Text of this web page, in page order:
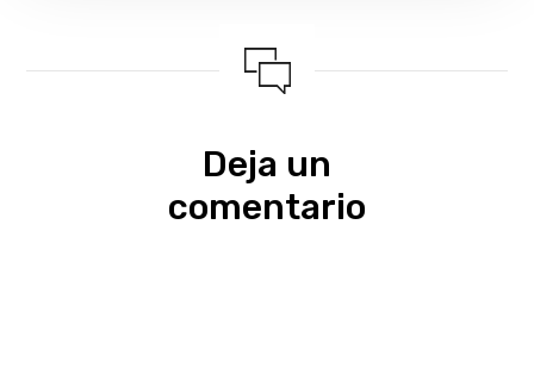
Deja un
comentario